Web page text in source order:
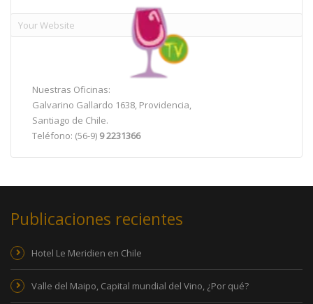
Nuestras Oficinas:
Galvarino Gallardo 1638, Providencia,
Santiago de Chile.
Teléfono: (56-9) 9 2231366
Publicaciones recientes
Hotel Le Meridien en Chile
Valle del Maipo, Capital mundial del Vino, ¿Por qué?